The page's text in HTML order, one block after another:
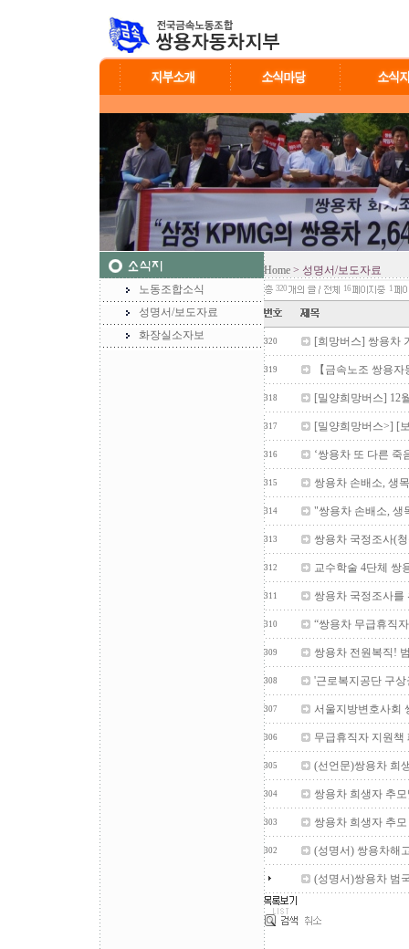
노동조합소식
성명서/보도자료
화장실소자보
Home > 성명서/보도자료
320 16 1
320 [희망버스] 쌍용차
319 【금속노조 쌍용
318 [밀양희망버스] 12
317 [밀양희망버스>] [
316 ‘쌍용차 또 다른
315 쌍용차 손배소, 생
314 "쌍용차 손배소, 생
313 쌍용차 국정조사(
312 교수학술 4단체 쌍
311 쌍용차 국정조사를
310 “쌍용차 무급휴직
309 쌍용차 전원복직!
308 '근로복지공단 구
307 서울지방변호사회
306 무급휴직자 지원책
305 (선언문)쌍용차 희
304 쌍용차 희생자 추
303 쌍용차 희생자 추
302 (성명서) 쌍용차해
(성명서)쌍용차 범